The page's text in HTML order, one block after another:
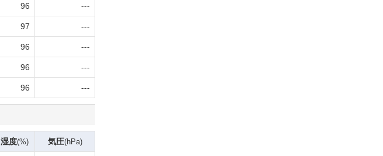
96 ---
97 ---
96 ---
96 ---
96 ---
湿度(%) 気圧(hPa)